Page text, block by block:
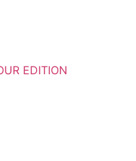
EDITION